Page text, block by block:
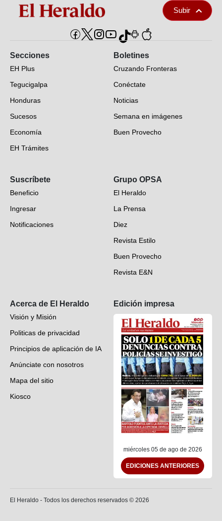
Subir
Secciones
EH Plus
Tegucigalpa
Honduras
Sucesos
Economía
EH Trámites
EH Verifica
Fotogalerías
Deportes
Videos
Boletines
Cruzando Fronteras
Conéctate
Noticias
Semana en imágenes
Buen Provecho
Suscríbete
Beneficio
Ingresar
Notificaciones
Grupo OPSA
El Heraldo
La Prensa
Diez
Revista Estilo
Buen Provecho
Revista E&N
Acerca de El Heraldo
Visión y Misión
Politicas de privacidad
Principios de aplicación de IA
Anúnciate con nosotros
Mapa del sitio
Kiosco
Edición impresa
miércoles 05 de ago de 2026
EDICIONES ANTERIORES
El Heraldo - Todos los derechos reservados © 2026